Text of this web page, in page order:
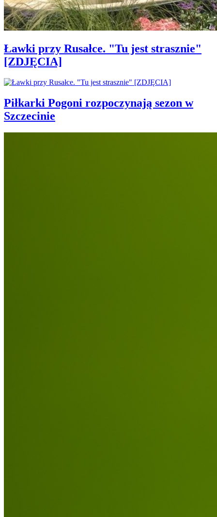
Ławki przy Rusałce. "Tu jest strasznie"
[ZDJĘCIA]
Piłkarki Pogoni rozpoczynają sezon w
Szczecinie